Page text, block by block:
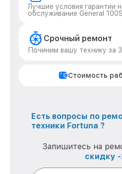
Лучшие условия гарантии
обслуживание General
Срочный ремонт
Починим вашу технику за
Стоимость
Есть вопросы по
техники Fortuna ?
Запишитесь на
скидку -